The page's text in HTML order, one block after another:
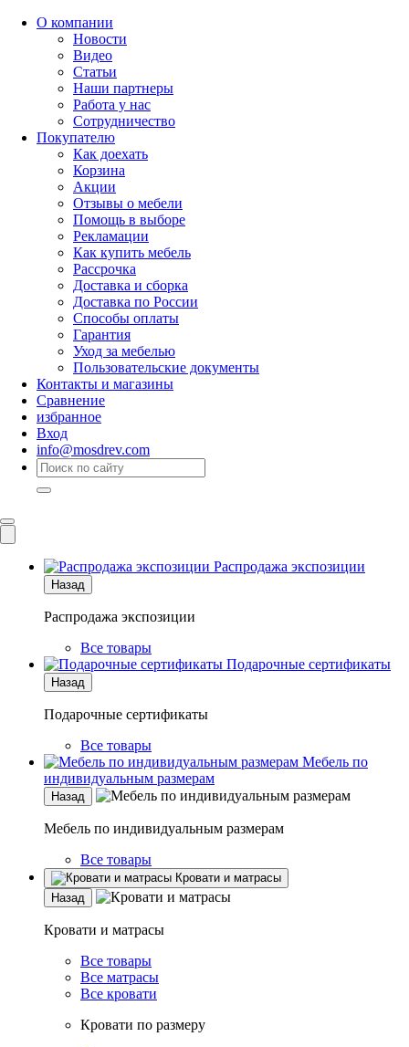
О компании
Новости
Видео
Статьи
Наши партнеры
Работа у нас
Сотрудничество
Покупателю
Как доехать
Корзина
Акции
Отзывы о мебели
Помощь в выборе
Рекламации
Как купить мебель
Рассрочка
Доставка и сборка
Доставка по России
Способы оплаты
Гарантия
Уход за мебелью
Пользовательские документы
Контакты и магазины
Сравнение
избранное
Вход
info@mosdrev.com
Распродажа экспозиции
Назад
Распродажа экспозиции
Все товары
Подарочные сертификаты
Назад
Подарочные сертификаты
Все товары
Мебель по
индивидуальным размерам
Назад
Мебель по индивидуальным размерам
Все товары
Кровати и матрасы
Назад
Кровати и матрасы
Все товары
Все матрасы
Все кровати
Кровати по размеру